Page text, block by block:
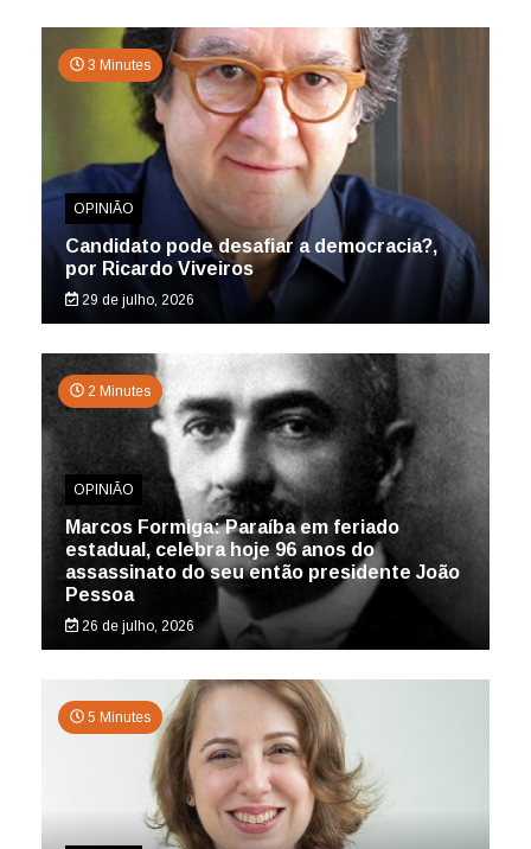
3 Minutes
OPINIÃO
Candidato pode desafiar a democracia?,
por Ricardo Viveiros
29 de julho, 2026
2 Minutes
OPINIÃO
Marcos Formiga: Paraíba em feriado
estadual, celebra hoje 96 anos do
assassinato do seu então presidente João
Pessoa
26 de julho, 2026
5 Minutes